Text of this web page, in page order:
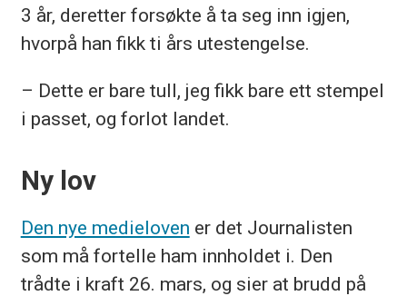
3 år, deretter forsøkte å ta seg inn igjen,
hvorpå han fikk ti års utestengelse.
– Dette er bare tull, jeg fikk bare ett stempel
i passet, og forlot landet.
Ny lov
Den nye medieloven er det Journalisten
som må fortelle ham innholdet i. Den
trådte i kraft 26. mars, og sier at brudd på